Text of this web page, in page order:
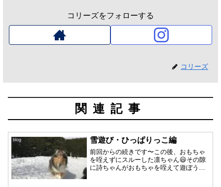
コリーズをフォローする
コリーズ
関連記事
blog 雪遊び・ひっぱりっこ編
前回からの続きです〜この後、おもちゃ
を咥えずにスルーした凛ちゃん😃その隙
に詩ちゃんがおもちゃを咥えて遊ぼうと